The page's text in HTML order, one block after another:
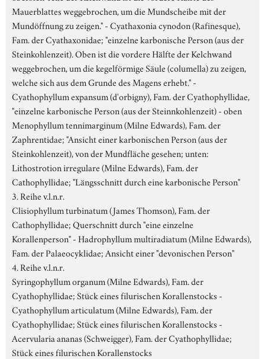
Mauerblattes weggebrochen, um die Mundscheibe mit der
Mundöffnung zu zeigen." - Cyathaxonia cynodon (Rafinesque),
Fam. der Cyathaxonidae; "einzelne karbonische Person (aus der
Steinkohlenzeit). Oben ist die vordere Hälfte der Kelchwand
weggebrochen, um die kegelförmige Säule (columella) zu zeigen,
welche sich aus dem Grunde des Magens erhebt." -
Cyathophyllum expansum (d'orbigny), Fam. der Cyathophyllidae,
"einzelne karbonische Person (aus der Steinnkohlenzeit) - oben
Menophyllum tennimarginum (Milne Edwards), Fam. der
Zaphrentidae; "Ansicht einer karbonischen Person (aus der
Steinkohlenzeit), von der Mundfläche gesehen; unten:
Lithostrotion irregulare (Milne Edwards), Fam. der
Cathophyllidae; "Längsschnitt durch eine karbonische Person"
3. Reihe v.l.n.r.
Clisiophyllum turbinatum (James Thomson), Fam. der
Cathophyllidae; Querschnitt durch "eine einzelne
Korallenperson" - Hadrophyllum multiradiatum (Milne Edwards),
Fam. der Palaeocyklidae; Ansicht einer "devonischen Person"
4. Reihe v.l.n.r.
Syringophyllum organum (Milne Edwards), Fam. der
Cyathophyllidae; Stück eines filurischen Korallenstocks -
Cyathophyllum articulatum (Milne Edwards), Fam. der
Cyathophyllidae; Stück eines filurischen Korallenstocks -
Acervularia ananas (Schweigger), Fam. der Cyathophyllidae;
Stück eines filurischen Korallenstocks